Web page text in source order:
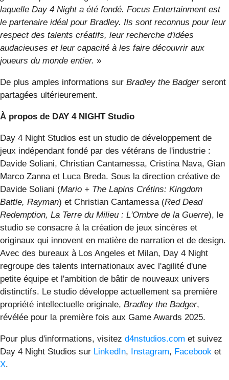
laquelle Day 4 Night a été fondé. Focus Entertainment est
le partenaire idéal pour Bradley. Ils sont reconnus pour leur
respect des talents créatifs, leur recherche d'idées
audacieuses et leur capacité à les faire découvrir aux
joueurs du monde entier. »
De plus amples informations sur Bradley the Badgerseront
partagées ultérieurement.
À propos de DAY 4 NIGHT Studio
Day 4 Night Studios est un studio de développement de
jeux indépendant fondé par des vétérans de l'industrie :
Davide Soliani, Christian Cantamessa, Cristina Nava, Gian
Marco Zanna et Luca Breda. Sous la direction créative de
Davide Soliani (Mario + The Lapins Crétins: Kingdom
Battle, Rayman) et Christian Cantamessa (Red Dead
Redemption, La Terre du Milieu : L'Ombre de la Guerre), le
studio se consacre à la création de jeux sincères et
originaux qui innovent en matière de narration et de design.
Avec des bureaux à Los Angeles et Milan, Day 4 Night
regroupe des talents internationaux avec l'agilité d'une
petite équipe et l'ambition de bâtir de nouveaux univers
distinctifs. Le studio développe actuellement sa première
propriété intellectuelle originale, Bradley the Badger,
révélée pour la première fois aux Game Awards 2025.
Pour plus d'informations, visitez d4nstudios.com et suivez
Day 4 Night Studios sur LinkedIn, Instagram, Facebook et
X.